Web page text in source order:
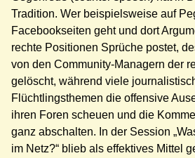
Tradition. Wer beispielsweise auf
Facebookseiten geht und dort
rechte Positionen Sprüche postet,
von den Community-Managern der
gelöscht, während viele
Flüchtlingsthemen die offensive
ihren Foren scheuen und die
ganz abschalten. In der Session
im Netz?“ blieb als effektives Mittel